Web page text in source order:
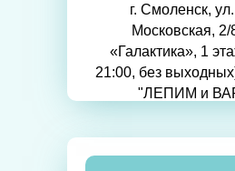
г. Смоленск,
Московская,
«Галактика», 1
21:00, без
"ЛЕПИМ и